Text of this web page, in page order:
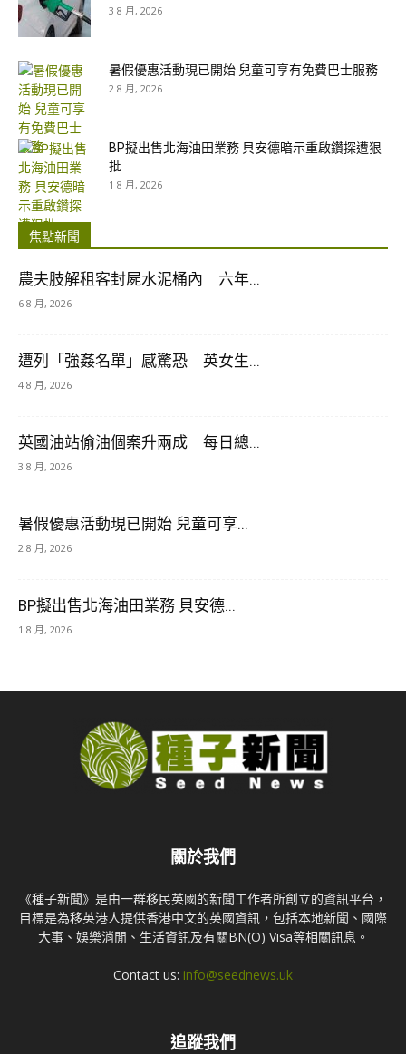
3 8 月, 2026
暑假優惠活動現已開始 兒童可享有免費巴士服務
2 8 月, 2026
BP擬出售北海油田業務 貝安德暗示重啟鑽探遭狠
批
1 8 月, 2026
焦點新聞
農夫肢解租客封屍水泥桶內 六年...
6 8 月, 2026
遭列「強姦名單」感驚恐 英女生...
4 8 月, 2026
英國油站偷油個案升兩成 每日總...
3 8 月, 2026
暑假優惠活動現已開始 兒童可享...
2 8 月, 2026
BP擬出售北海油田業務 貝安德...
1 8 月, 2026
關於我們
《種子新聞》是由一群移民英國的新聞工作者所創立的資訊平台，
目標是為移英港人提供香港中文的英國資訊，包括本地新聞、國際
大事、娛樂消閒、生活資訊及有關BN(O) Visa等相關訊息。
Contact us: info@seednews.uk
追蹤我們